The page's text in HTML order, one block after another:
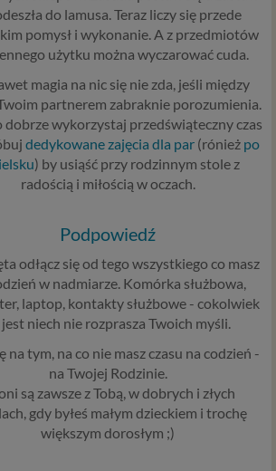
do lamusa. Teraz liczy się przede
pomysł i wykonanie. A z przedmiotów
użytku można wyczarować cuda.
magia na nic się nie zda, jeśli między
partnerem zabraknie porozumienia.
dobrze wykorzystaj przedświąteczny czas
dedykowane zajęcia dla par(rónież po
) by usiąść przy rodzinnym stole z
radością i miłością w oczach.
Podpowiedź
odłącz się od tego wszystkiego co masz
w nadmiarze. Komórka służbowa,
laptop, kontakty służbowe - cokolwiek
niech nie rozprasza Twoich myśli.
na tym, na co nie masz czasu na codzień -
na Twojej Rodzinie.
są zawsze z Tobą, w dobrych i złych
gdy byłeś małym dzieckiem i trochę
większym dorosłym ;)
konsultacyjnym czy w innej
przez Psychoradę. Dane osobowe
w plikach cookies lub podobnych
local storage) instalowanych przez nas
Partnerów na naszych stronach i
używasz podczas korzystania z
przetwarzania
dla przetwarzania danych, a w
z naszych usług wystąpią, co do
przetwarzania do zawarcia lub
której jesteś stroną. Umowa to,
regulamin serwisu i
stronach ofertowych danej usługi.
zawieramy z Tobą umowę o realizację
to możemy przetwarzać Twoje dane w
do realizacji tej umowy. W